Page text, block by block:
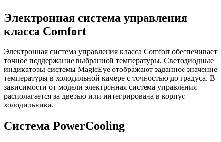
Электронная система управления
класса Comfort
Электронная система управления класса Comfort обеспечивает
точное поддержание выбранной температуры. Светодиодные
индикаторы системы MagicEye отображают заданное значение
температуры в холодильной камере с точностью до градуса. В
зависимости от модели электронная система управления
располагается за дверью или интегрирована в корпус
холодильника.
Система PowerCooling